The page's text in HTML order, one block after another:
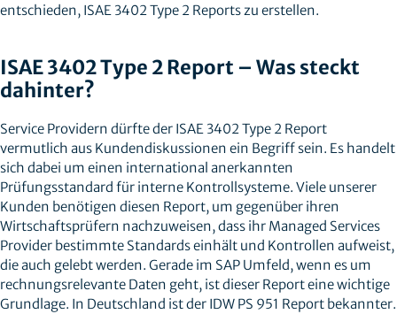
entschieden, ISAE 3402 Type 2 Reports zu erstellen.
ISAE 3402 Type 2 Report – Was steckt
dahinter?
Service Providern dürfte der ISAE 3402 Type 2 Report
vermutlich aus Kundendiskussionen ein Begriff sein. Es handelt
sich dabei um einen international anerkannten
Prüfungsstandard für interne Kontrollsysteme. Viele unserer
Kunden benötigen diesen Report, um gegenüber ihren
Wirtschaftsprüfern nachzuweisen, dass ihr Managed Services
Provider bestimmte Standards einhält und Kontrollen aufweist,
die auch gelebt werden. Gerade im SAP Umfeld, wenn es um
rechnungsrelevante Daten geht, ist dieser Report eine wichtige
Grundlage. In Deutschland ist der IDW PS 951 Report bekannter.